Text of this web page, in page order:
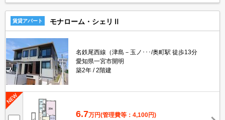
賃貸アパート モナローム・シェリⅡ
名鉄尾西線（津島－玉ノ･･･/奥町駅 徒歩13分
愛知県一宮市開明
築2年
2階建
6.7万円(管理費等：4,100円)